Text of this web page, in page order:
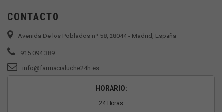
CONTACTO
Avenida De los Poblados nº 58, 28044 - Madrid, España
915 094 389
info@farmacialuche24h.es
HORARIO:
24 Horas